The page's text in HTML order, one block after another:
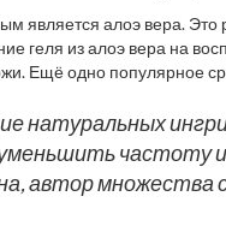
противовоспалительным
помогают
является алоэ вера.
геля из алоэ вера на
Ещё одно популярное
масок из меда может
натуральных
частоту
автор множества